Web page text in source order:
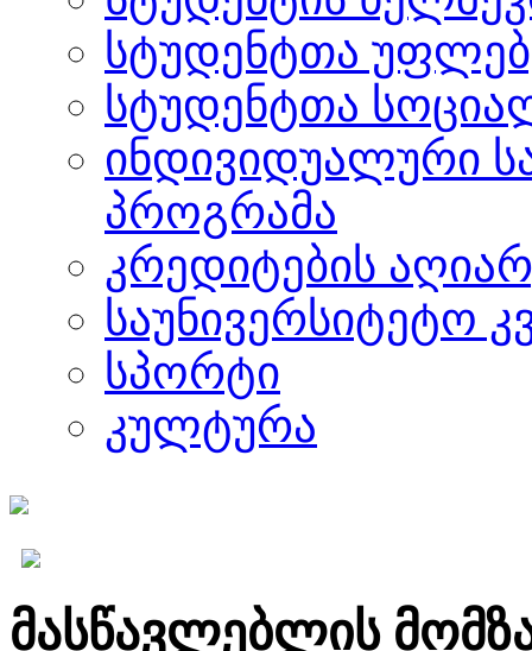
სტუდენტთა
სტუდენტთა
ინდივიდუალური
პროგრამა
კრედიტების
საუნივერსიტეტო
სპორტი
კულტურა
მასწავლებლის